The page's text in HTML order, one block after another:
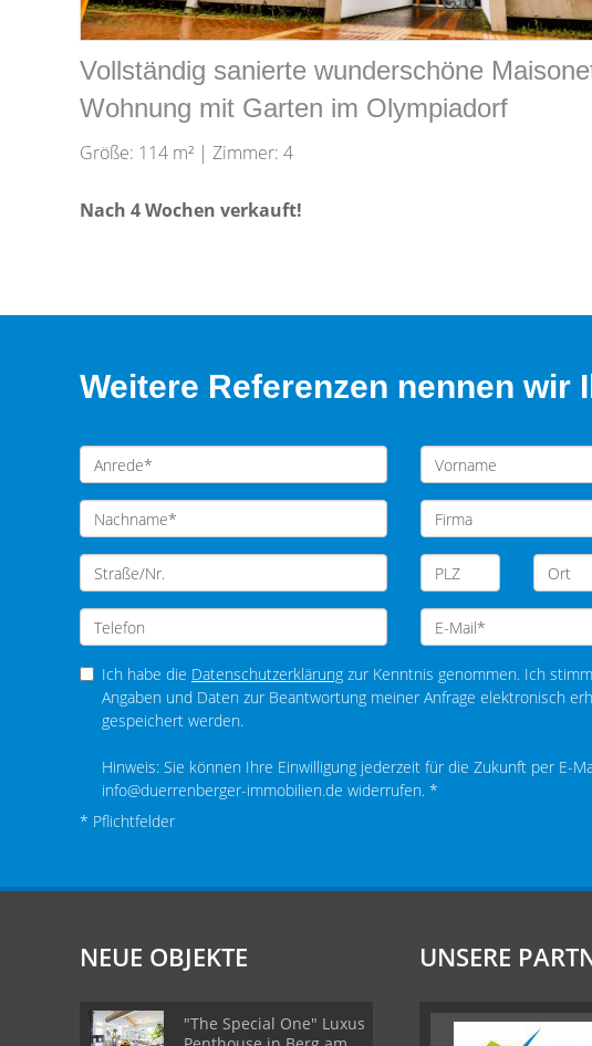
Vollständig sanierte wunderschöne
Wohnung mit Garten im Olympiadorf
Größe: 114 m² | Zimmer: 4
Nach 4 Wochen verkauft!
Weitere Referenzen nennen wir
Ich habe die Datenschutzerklärung zur Kenntnis genommen. Ich
Angaben und Daten zur Beantwortung meiner Anfrage elektronisch
gespeichert werden.
Hinweis: Sie können Ihre Einwilligung jederzeit für die Zukunft per E-
info@duerrenberger-immobilien.de widerrufen. *
* Pflichtfelder
NEUE OBJEKTE
"The Special One" Luxus
UNSERE